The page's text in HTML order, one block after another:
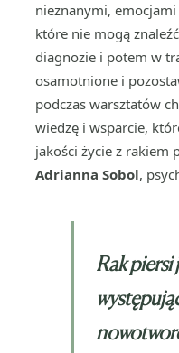
nieznanymi,
które nie mogą
diagnozie i potem w
osamotnione i
podczas warsztatów
wiedzę i wsparcie,
jakości życie z rakiem
Adrianna Sobol,
Rak piersi